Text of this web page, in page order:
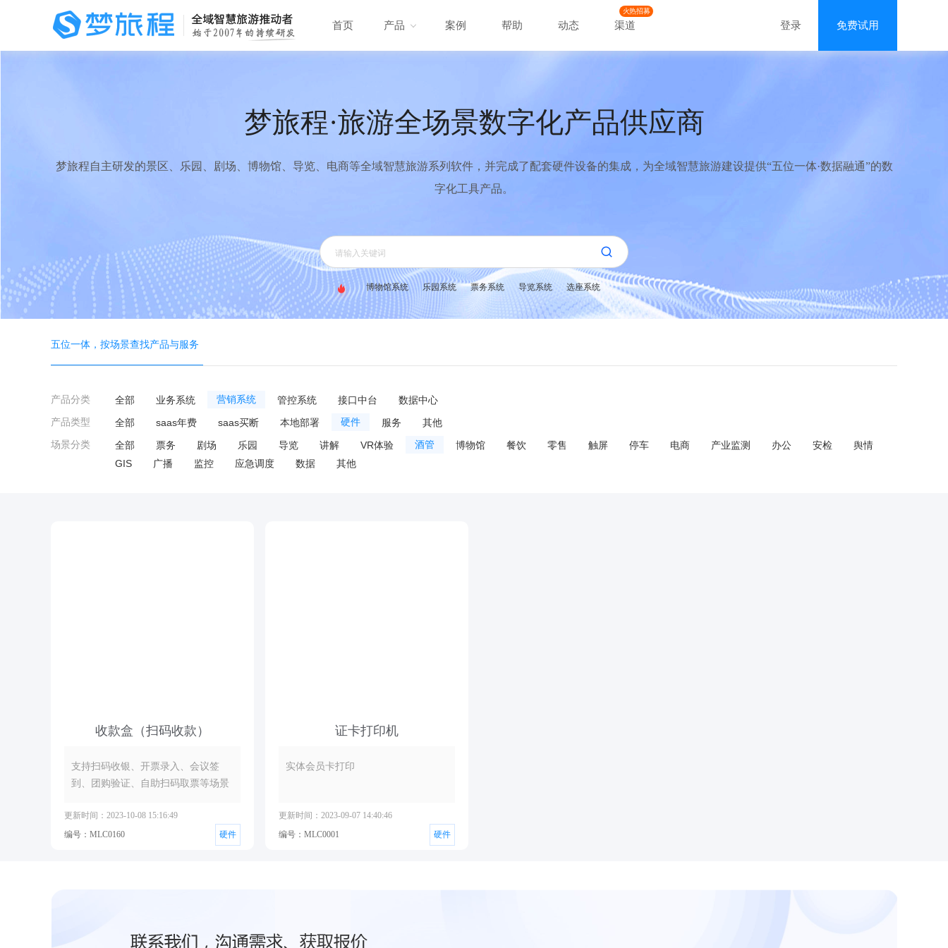
首页 产品 案例 帮助 动态
火热招募
渠道 登录 免费试用
梦旅程·旅游全场景数字化产品供应商
梦旅程自主研发的景区、乐园、剧场、博物馆、导览、电商等全域智慧旅游系列软件，并完成了配套硬件设备的集成，为全域智慧旅游建设提供“五位一体·数据融通”的数
字化工具产品。
博物馆系统 乐园系统 票务系统 导览系统 选座系统
五位一体，按场景查找产品与服务
产品分类 全部 业务系统 营销系统 管控系统 接口中台 数据中心
产品类型 全部 saas年费 saas买断 本地部署 硬件 服务 其他
场景分类 全部 票务 剧场 乐园 导览 讲解 VR体验 酒管 博物馆 餐饮 零售 触屏 停车 电商 产业监测 办公 安检
舆情
GIS
广播 监控 应急调度 数据 其他
收款盒（扫码收款）
支持扫码收银、开票录入、会议签
到、团购验证、自助扫码取票等场景
更新时间：2023-10-08 15:16:49
编号：MLC0160
硬件
证卡打印机
实体会员卡打印
更新时间：2023-09-07 14:40:46
编号：MLC0001
硬件